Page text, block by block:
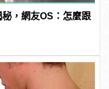
，網友OS：怎麼跟